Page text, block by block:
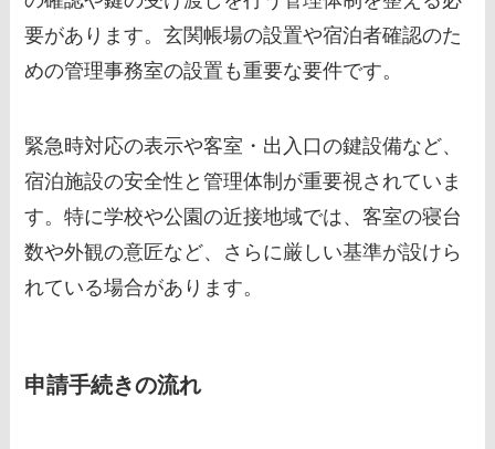
要があります。玄関帳場の設置や宿泊者確認のた
めの管理事務室の設置も重要な要件です。
緊急時対応の表示や客室・出入口の鍵設備など、
宿泊施設の安全性と管理体制が重要視されていま
す。特に学校や公園の近接地域では、客室の寝台
数や外観の意匠など、さらに厳しい基準が設けら
れている場合があります。
申請手続きの流れ